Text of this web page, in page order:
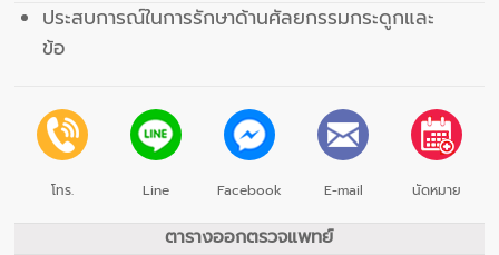
ประสบการณ์ในการรักษาด้านศัลยกรรมกระดูกและ
ข้อ
โทร. Line Facebook E-mail นัดหมาย
ตารางออกตรวจแพทย์